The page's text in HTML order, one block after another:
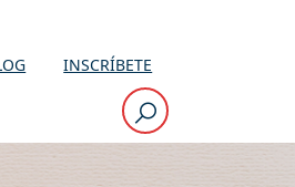
INSCRÍBETE